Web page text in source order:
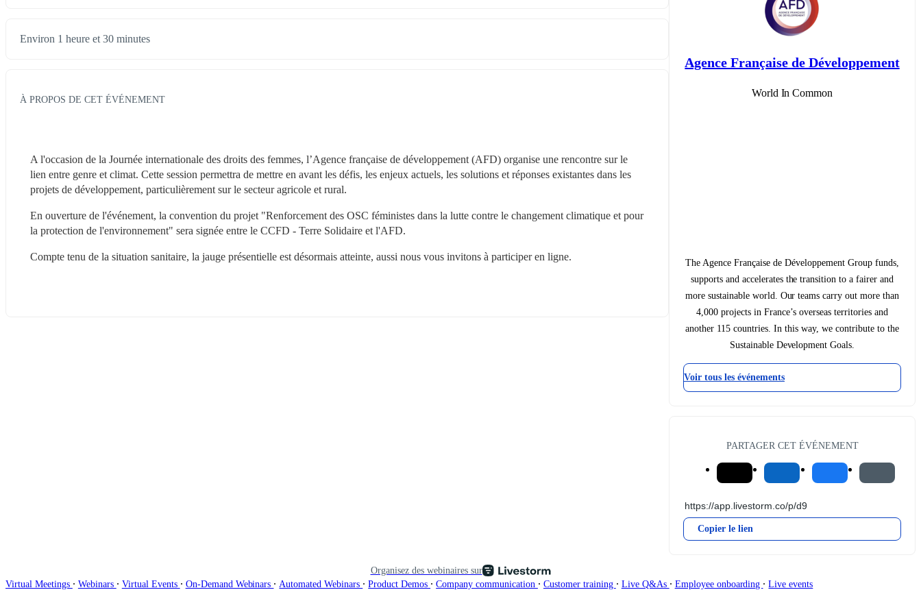
Environ 1 heure et 30 minutes
À PROPOS DE CET ÉVÉNEMENT
A l'occasion de la Journée internationale des droits des femmes, l’Agence française de développement (AFD) organise une rencontre sur le
lien entre genre et climat. Cette session permettra de mettre en avant les défis, les enjeux actuels, les solutions et réponses existantes dans les
projets de développement, particulièrement sur le secteur agricole et rural.
En ouverture de l'événement, la convention du projet "Renforcement des OSC féministes dans la lutte contre le changement climatique et pour
la protection de l'environnement" sera signée entre le CCFD - Terre Solidaire et l'AFD.
Compte tenu de la situation sanitaire, la jauge présentielle est désormais atteinte, aussi nous vous invitons à participer en ligne.
Agence Française de Développement
World In Common
The Agence Française de Développement Group funds,
supports and accelerates the transition to a fairer and
more sustainable world. Our teams carry out more than
4,000 projects in France’s overseas territories and
another 115 countries. In this way, we contribute to the
Sustainable Development Goals.
Voir tous les événements
PARTAGER CET ÉVÉNEMENT
Copier le lien
Organisez des webinaires sur
Virtual Meetings ∙ Webinars ∙ Virtual Events ∙ On-Demand Webinars ∙ Automated Webinars ∙ Product Demos ∙ Company communication ∙ Customer training ∙ Live Q&As ∙ Employee onboarding ∙ Live events